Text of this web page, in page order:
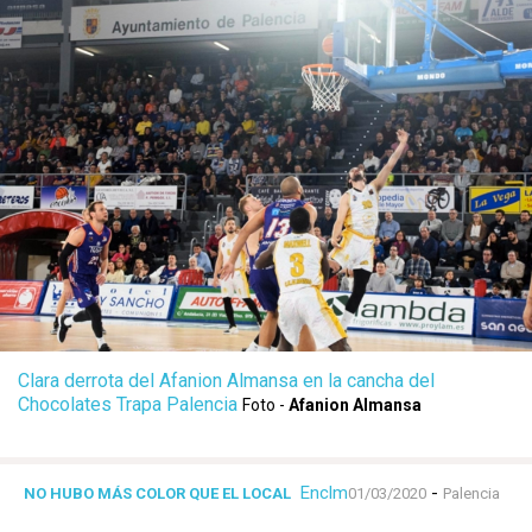
Clara derrota del Afanion Almansa en la cancha del
Chocolates Trapa Palencia Foto - Afanion Almansa
NO HUBO MÁS COLOR QUE EL LOCAL Enclm01/03/2020 - Palencia